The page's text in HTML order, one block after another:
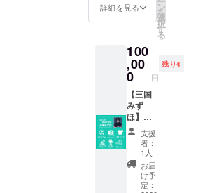
容
※1000
費別途
かかり
ます。
■MV撮
影見学
券-こち
らは日
程が未
定で
す。撮
影スケ
ジュー
ルの都
シャツ
（クラ
ザイ
ン）カ
ラー展
開無
し/S～
XXLま
でお選
び頂け
ます。
■BBQ
オフ会
参加
券-10/1
詳細を見る ン
を
選
択
す
る
100
,00
0 円
残り4
【三国
みず
ほ】タ
イプ ■
今秋発
売CDア
ルバム
■ランダ
ムピン
支援
者：
1人
お届
け予
定：